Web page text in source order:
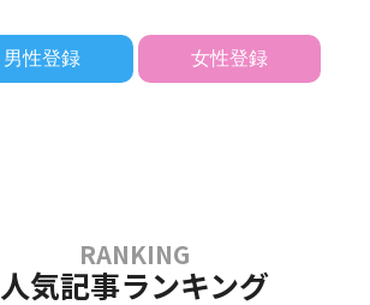
男性登録 女性登録
人気記事ランキング